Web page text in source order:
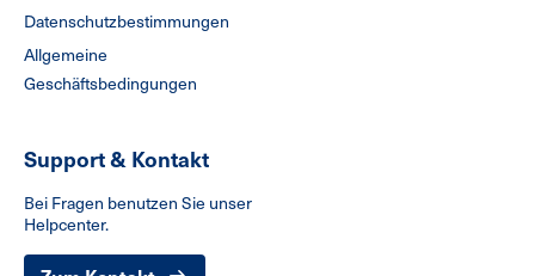
Datenschutzbestimmungen
Allgemeine
Geschäftsbedingungen
Support & Kontakt
Bei Fragen benutzen Sie unser
Helpcenter.